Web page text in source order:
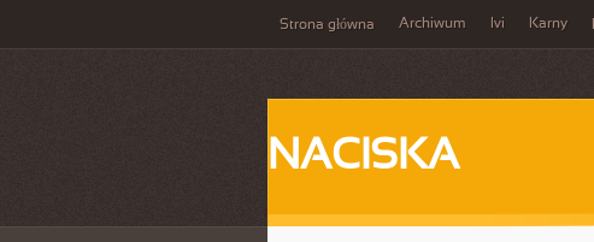
Strona główna Archiwum Ivi Karny
NACISKA